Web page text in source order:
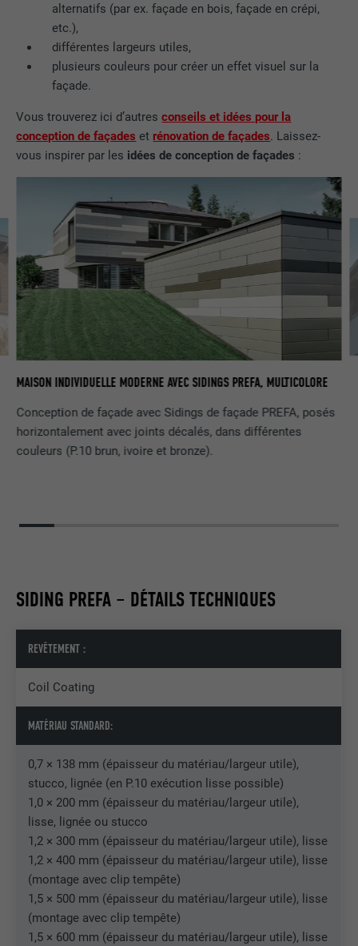
alternatifs (par ex. façade en bois, façade en crépi,
etc.),
différentes largeurs utiles,
plusieurs couleurs pour créer un effet visuel sur la
façade.
Vous trouverez ici d’autresconseils et idées pour la
conception de façades et rénovation de façades. Laissez-
vous inspirer par les idées de conception de façades :
MAISON INDIVIDUELLE MODERNE AVEC SIDINGS PREFA, MULTICOLORE
Conception de façade avec Sidings de façade PREFA, posés
horizontalement avec joints décalés, dans différentes
couleurs (P.10 brun, ivoire et bronze).
SIDING PREFA – DÉTAILS TECHNIQUES
REVÊTEMENT :
Coil Coating
MATÉRIAU STANDARD:
0,7 × 138 mm (épaisseur du matériau/largeur utile),
stucco, lignée (en P.10 exécution lisse possible)
1,0 × 200 mm (épaisseur du matériau/largeur utile),
lisse, lignée ou stucco
1,2 × 300 mm (épaisseur du matériau/largeur utile), lisse
1,2 × 400 mm (épaisseur du matériau/largeur utile), lisse
(montage avec clip tempête)
1,5 × 500 mm (épaisseur du matériau/largeur utile), lisse
(montage avec clip tempête)
1,5 × 600 mm (épaisseur du matériau/largeur utile), lisse
EXPIRATION
UTILITÉ
Utilisé par Google DoubleClick pour
l'affichage d'une annonce du
fournisseur ou après que l'utilisateur a
cliqué sur une annonce du fournisseur,
d'une publicité et d'afficher des
publicités plus ciblées pour l'utilisateur.
NOM _pin_unauth
FOURNISSEUR Pinterest
UTILITÉ
l'utilisation des services.
NOM
et appliquer des paramètres de sécurité
en fonction des clients.
FOURNISSEUR
EXPIRATION
UTILITÉ Cookie identificateur de navigateur
NOM li_sugr
FOURNISSEUR LinkedIn
EXPIRATION 3 mois
UTILITÉ Cookie identificateur de navigateur